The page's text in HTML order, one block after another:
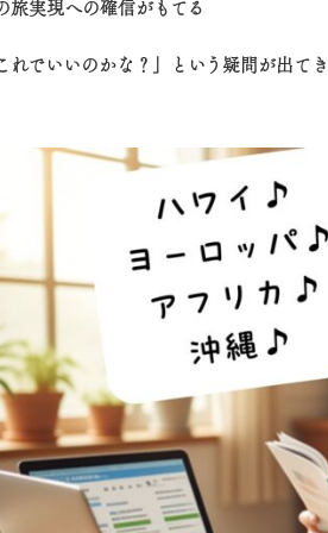
旅実現への確信がもてる
れでいいのかな？」という疑問が出て